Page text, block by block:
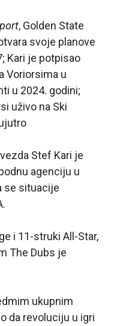
, Golden State
svoje planove
Kari je potpisao
Voriorsima u
u 2024. godini;
uživo na Ski
Stef Kari je
agenciju u
se situacije
i 11-struki All-Star,
The Dubs je
ukupnim
da revoluciju u igri